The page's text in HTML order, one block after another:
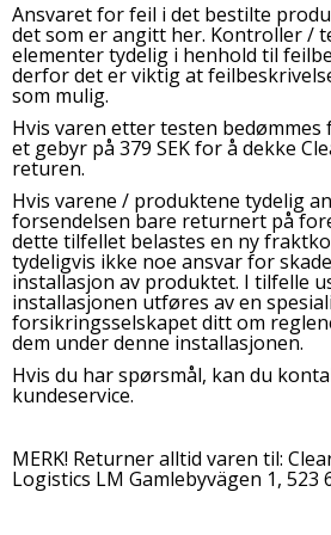
Ansvaret for feil i det bestilte
det som er angitt her. Kontroller /
elementer tydelig i henhold til
derfor det er viktig at
som mulig.
Hvis varen etter testen
et gebyr på 379 SEK for å dekke
returen.
Hvis varene / produktene tydelig
forsendelsen bare returnert på
dette tilfellet belastes en ny
tydeligvis ikke noe ansvar for
installasjon av produktet. I tilfelle
installasjonen utføres av en
forsikringsselskapet ditt om
dem under denne installasjonen.
Hvis du har spørsmål, kan du
kundeservice.
MERK! Returner alltid varen til:
Logistics LM Gamlebyvägen 1, 523